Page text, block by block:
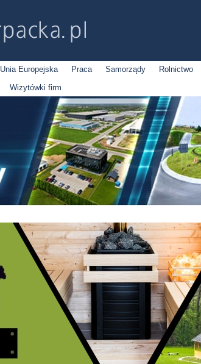
Unia Europejska Praca Samorządy Rolnictwo
Wizytówki firm